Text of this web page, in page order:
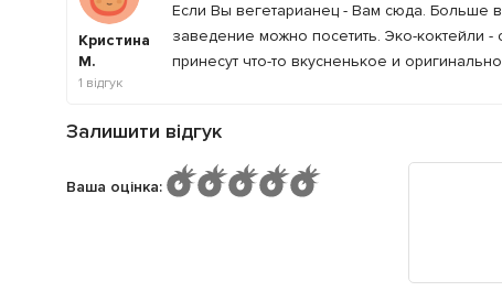
Кристина
М.
1 відгук
Если Вы вегетарианец - Вам сюда. Больше
заведение можно посетить. Эко-
принесут что-то вкусненькое и
Залишити відгук
Ваша оцінка: